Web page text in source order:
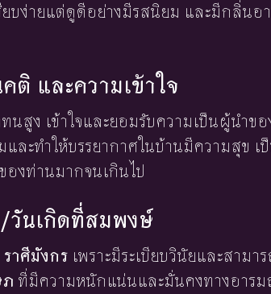
ยบง่ายแต่ดูดีอย่างมีรสนิยม และมีกลิ่นอ
ติ และความเข้าใจ
สูง เข้าใจและยอมรับความเป็นผู้นำข
และทำให้บรรยากาศในบ้านมีความสุข
งท่านมากจนเกินไป
วันเกิดที่สมพงษ์
ราศีมังกร เพราะมีระเบียบวินัยและสาม
ที่มีความหนักแน่นและมั่นคงทางอาร